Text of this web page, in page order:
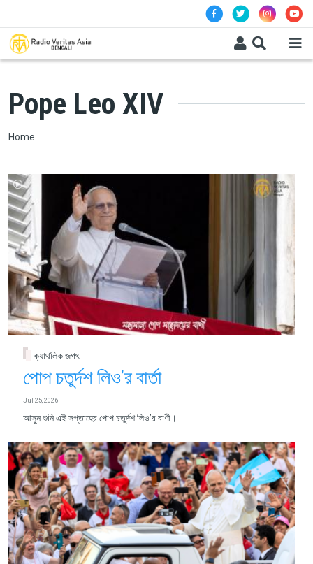
Pope Leo XIV
Breadcrumb
Home
ক্যাথলিক জগৎ
পোপ চতুর্দশ লিও’র বার্তা
Jul 25, 2026
আসুন শুনি এই সপ্তাহের পোপ চতুর্দশ লিও’র বাণী।